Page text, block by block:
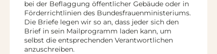
bei der Beflaggung öffentlicher Gebäude oder in
Förderrichtlinien des Bundesfrauenministeriums.
Die Briefe legen wir so an, dass jeder sich den
Brief in sein Mailprogramm laden kann, um
selbst die entsprechenden Verantwortlichen
anzuschreiben.